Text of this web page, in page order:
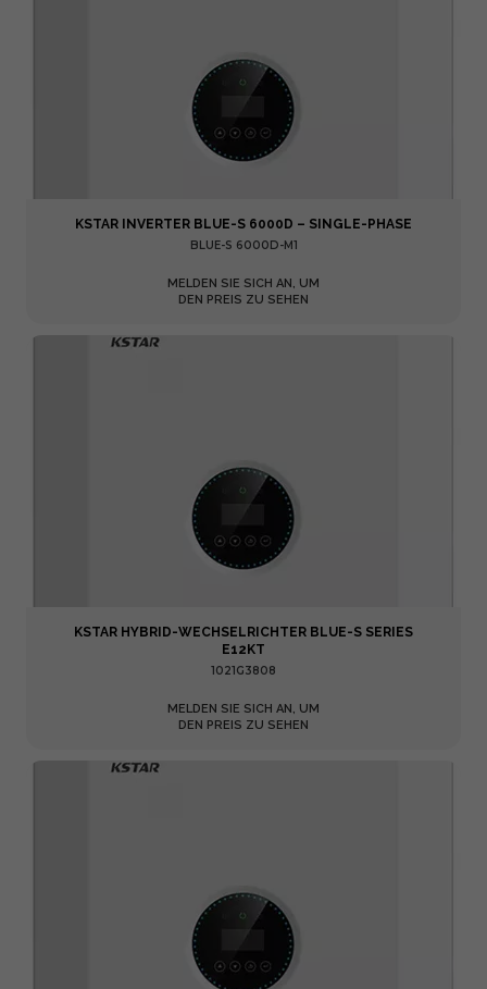
KSTAR INVERTER BLUE-S 6000D – SINGLE-PHASE
BLUE-S 6000D-M1
MELDEN SIE SICH AN, UM
DEN PREIS ZU SEHEN
KSTAR HYBRID-WECHSELRICHTER BLUE-S SERIES
E12KT
1021G3808
MELDEN SIE SICH AN, UM
DEN PREIS ZU SEHEN